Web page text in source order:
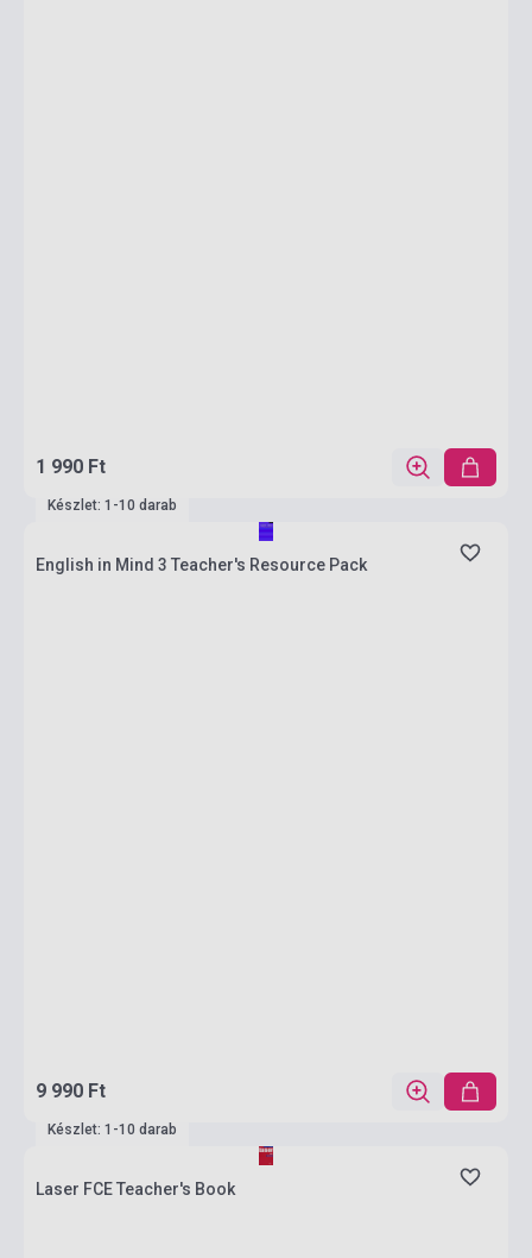
1 990 Ft
Készlet: 1-10 darab
English in Mind 3 Teacher's Resource Pack
9 990 Ft
Készlet: 1-10 darab
Laser FCE Teacher's Book